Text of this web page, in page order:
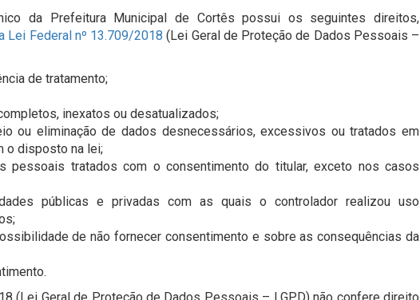
da Prefeitura Municipal de Cortês possui os seguintes direitos,
Lei Federal nº 13.709/2018 (Lei Geral de Proteção de Dados Pessoais –
de tratamento;
inexatos ou desatualizados;
ou eliminação de dados desnecessários, excessivos ou tratados em
o disposto na lei;
pessoais tratados com o consentimento do titular, exceto nos casos
públicas e privadas com as quais o controlador realizou uso
de não fornecer consentimento e sobre as consequências da